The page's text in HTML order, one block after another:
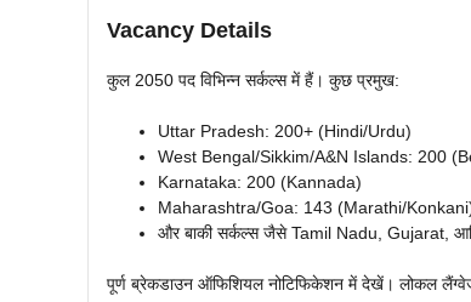
Vacancy Details
कुल 2050 पद विभिन्न सर्कल्स में हैं। कुछ प्रमुख:
Uttar Pradesh: 200+ (Hindi/Urdu)
West Bengal/Sikkim/A&N Islands: 200
Karnataka: 200 (Kannada)
Maharashtra/Goa: 143 (Marathi/
और बाकी सर्कल्स जैसे Tamil Nadu, Gujarat,
पूर्ण ब्रेकडाउन ऑफिशियल नोटिफिकेशन में देखें। लोकल